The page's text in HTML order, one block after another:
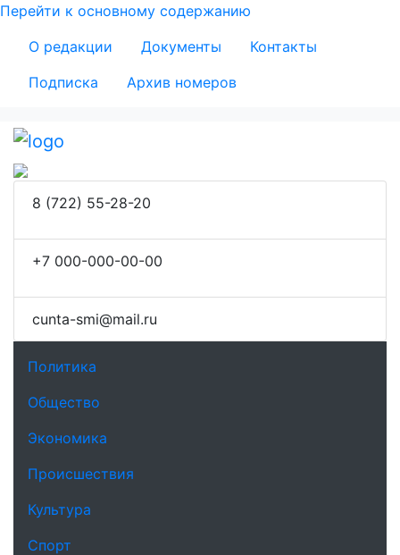
Перейти к основному содержанию
Secondary Menu
О редакции Документы
Контакты
Подписка
Архив номеров
8 (722) 55-28-20
+7 000-000-00-00
сunta-smi@mail.ru
Основная навигация
Политика
Общество
Экономика
Происшествия
Культура
Спорт